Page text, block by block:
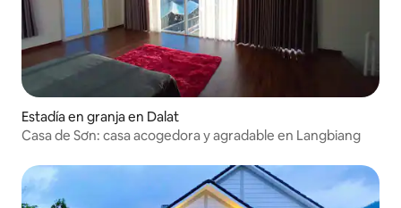
Estadía en granja en Dalat
Casa de Sơn: casa acogedora y agradable en Langbiang